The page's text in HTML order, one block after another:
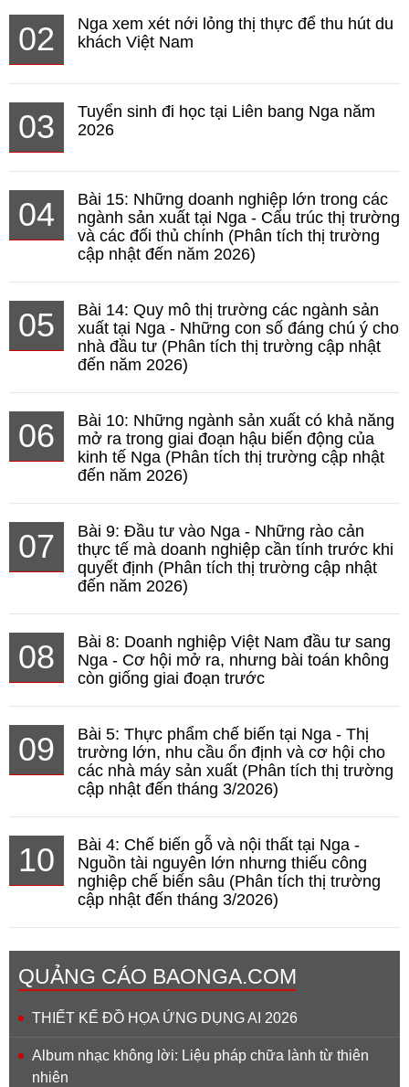
02
Nga xem xét nới lỏng thị thực để thu hút du
khách Việt Nam
03
Tuyển sinh đi học tại Liên bang Nga năm
2026
04
Bài 15: Những doanh nghiệp lớn trong các
ngành sản xuất tại Nga - Cấu trúc thị trường
và các đối thủ chính (Phân tích thị trường
cập nhật đến năm 2026)
05
Bài 14: Quy mô thị trường các ngành sản
xuất tại Nga - Những con số đáng chú ý cho
nhà đầu tư (Phân tích thị trường cập nhật
đến năm 2026)
06
Bài 10: Những ngành sản xuất có khả năng
mở ra trong giai đoạn hậu biến động của
kinh tế Nga (Phân tích thị trường cập nhật
đến năm 2026)
07
Bài 9: Đầu tư vào Nga - Những rào cản
thực tế mà doanh nghiệp cần tính trước khi
quyết định (Phân tích thị trường cập nhật
đến năm 2026)
08
Bài 8: Doanh nghiệp Việt Nam đầu tư sang
Nga - Cơ hội mở ra, nhưng bài toán không
còn giống giai đoạn trước
09
Bài 5: Thực phẩm chế biến tại Nga - Thị
trường lớn, nhu cầu ổn định và cơ hội cho
các nhà máy sản xuất (Phân tích thị trường
cập nhật đến tháng 3/2026)
10
Bài 4: Chế biến gỗ và nội thất tại Nga -
Nguồn tài nguyên lớn nhưng thiếu công
nghiệp chế biến sâu (Phân tích thị trường
cập nhật đến tháng 3/2026)
QUẢNG CÁO BAONGA.COM
THIẾT KẾ ĐỒ HỌA ỨNG DỤNG AI 2026
Album nhạc không lời: Liệu pháp chữa lành từ thiên
nhiên